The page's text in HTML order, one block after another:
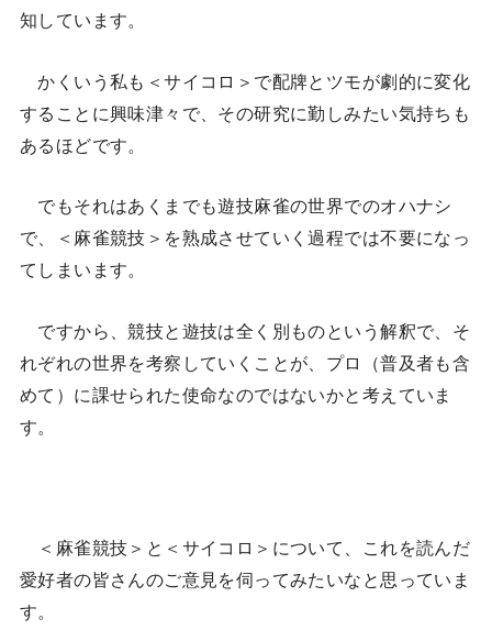
知しています。
かくいう私も＜サイコロ＞で配牌とツモが劇的に変化
することに興味津々で、その研究に勤しみたい気持ちも
あるほどです。
でもそれはあくまでも遊技麻雀の世界でのオハナシ
で、＜麻雀競技＞を熟成させていく過程では不要になっ
てしまいます。
ですから、競技と遊技は全く別ものという解釈で、そ
れぞれの世界を考察していくことが、プロ（普及者も含
めて）に課せられた使命なのではないかと考えていま
す。
＜麻雀競技＞と＜サイコロ＞について、これを読んだ
愛好者の皆さんのご意見を伺ってみたいなと思っていま
す。